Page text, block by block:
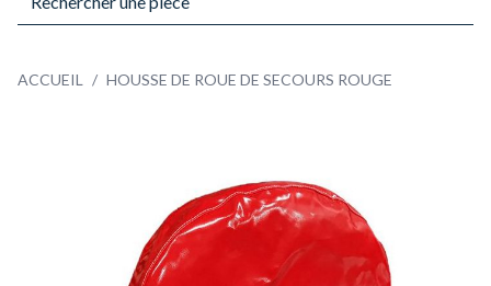
ACCUEIL / HOUSSE DE ROUE DE SECOURS ROUGE